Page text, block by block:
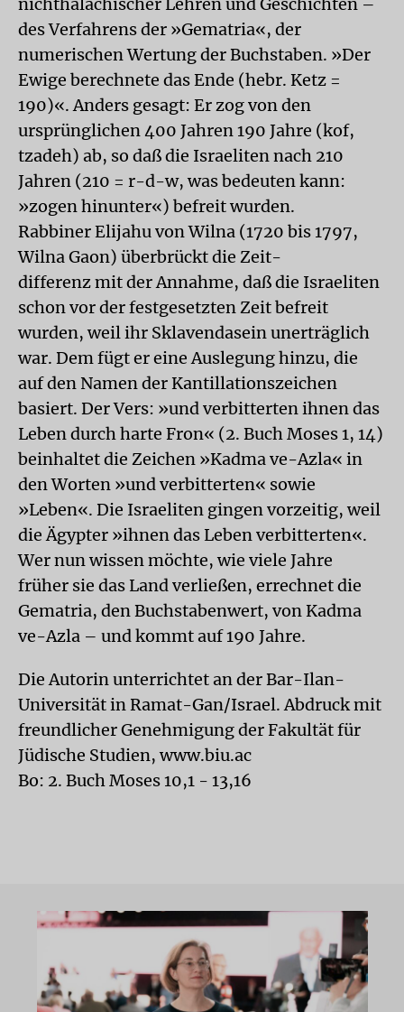
des Verfahrens der »Gematria«, der
numerischen Wertung der Buchstaben. »Der
Ewige berechnete das Ende (hebr. Ketz =
190)«. Anders gesagt: Er zog von den
ursprünglichen 400 Jahren 190 Jahre (kof,
tzadeh) ab, so daß die Israeliten nach 210
Jahren (210 = r-d-w, was bedeuten kann:
»zogen hinunter«) befreit wurden.
Rabbiner Elijahu von Wilna (1720 bis 1797,
Wilna Gaon) überbrückt die Zeit-
differenz mit der Annahme, daß die Israeliten
schon vor der festgesetzten Zeit befreit
wurden, weil ihr Sklavendasein unerträglich
war. Dem fügt er eine Auslegung hinzu, die
auf den Namen der Kantillationszeichen
basiert. Der Vers: »und verbitterten ihnen das
Leben durch harte Fron« (2. Buch Moses 1, 14)
beinhaltet die Zeichen »Kadma ve-Azla« in
den Worten »und verbitterten« sowie
»Leben«. Die Israeliten gingen vorzeitig, weil
die Ägypter »ihnen das Leben verbitterten«.
Wer nun wissen möchte, wie viele Jahre
früher sie das Land verließen, errechnet die
Gematria, den Buchstabenwert, von Kadma
ve-Azla – und kommt auf 190 Jahre.
Die Autorin unterrichtet an der Bar-Ilan-
Universität in Ramat-Gan/Israel. Abdruck mit
freundlicher Genehmigung der Fakultät für
Jüdische Studien, www.biu.ac
Bo: 2. Buch Moses 10,1 - 13,16